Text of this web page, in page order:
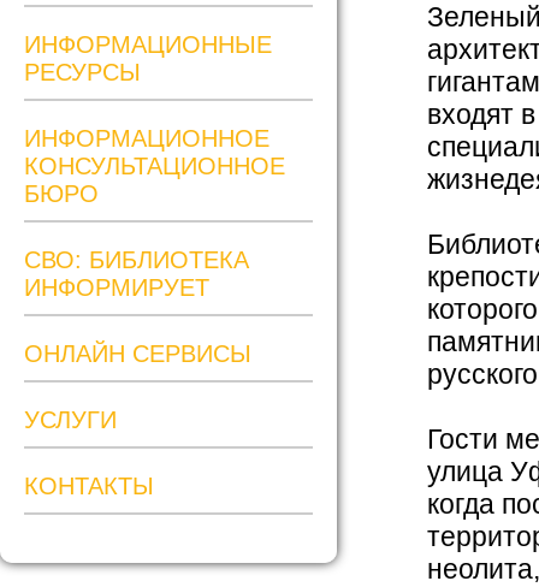
ИНФОРМАЦИОННЫЕ
РЕСУРСЫ
ИНФОРМАЦИОННОЕ
КОНСУЛЬТАЦИОННОЕ
БЮРО
СВО: БИБЛИОТЕКА
ИНФОРМИРУЕТ
ОНЛАЙН СЕРВИСЫ
УСЛУГИ
КОНТАКТЫ
входят
Гости
улица
когда